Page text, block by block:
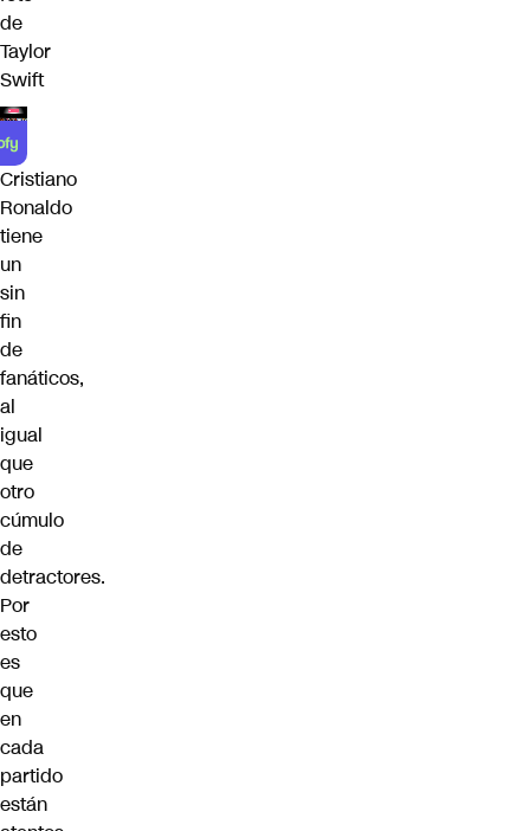
de
Taylor
Swift
Cristiano
Ronaldo
tiene
un
sin
fin
de
fanáticos,
al
igual
que
otro
cúmulo
de
detractores.
Por
esto
es
que
en
cada
partido
están